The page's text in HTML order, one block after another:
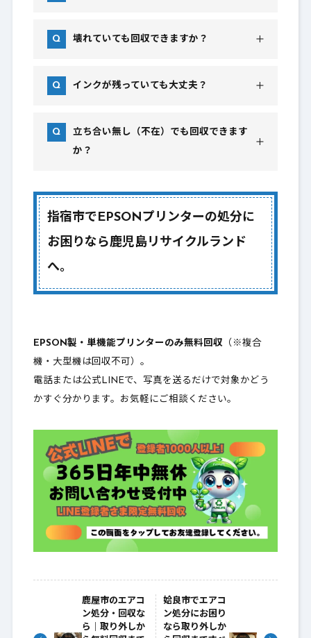
壊れていても回収できますか？
インクが残っていても大丈夫？
立ち合い無し（不在）でも回収できます
か？
指宿市でEPSONプリンターの処分に
お困りなら鹿児島リサイクルランド
へ。
EPSON製・単機能プリンターのみ無料回収（※複合
機・大型機は回収不可）。
電話または公式LINEで、写真を送るだけで対象かどう
かすぐ分かります。お気軽にご相談ください。
鹿屋市のエアコ
ン処分・回収な
ら｜取り外しか
姶良市でエアコ
ン処分にお困り
なら取り外しか